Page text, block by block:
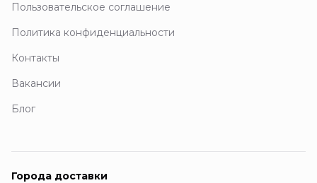
Пользовательское соглашение
Политика конфиденциальности
Контакты
Вакансии
Блог
Города доставки